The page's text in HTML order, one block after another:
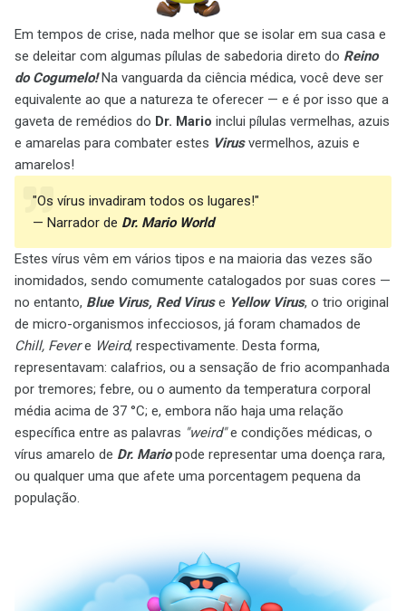
Em tempos de crise, nada melhor que se isolar em sua casa e
se deleitar com algumas pílulas de sabedoria direto do Reino
do Cogumelo!Na vanguarda da ciência médica, você deve ser
equivalente ao que a natureza te oferecer — e é por isso que a
gaveta de remédios do Dr. Mario inclui pílulas vermelhas, azuis
e amarelas para combater estes Virusvermelhos, azuis e
amarelos!
"Os vírus invadiram todos os lugares!"
— Narrador de Dr. Mario World
Estes vírus vêm em vários tipos e na maioria das vezes são
inomidados, sendo comumente catalogados por suas cores —
no entanto, Blue Virus, Red Viruse Yellow Virus, o trio original
de micro-organismos infecciosos, já foram chamados de
Chill, Fevere Weird, respectivamente. Desta forma,
representavam: calafrios, ou a sensação de frio acompanhada
por tremores; febre, ou o aumento da temperatura corporal
média acima de 37 °C; e, embora não haja uma relação
específica entre as palavras "weird"e condições médicas, o
vírus amarelo de Dr. Mariopode representar uma doença rara,
ou qualquer uma que afete uma porcentagem pequena da
população.